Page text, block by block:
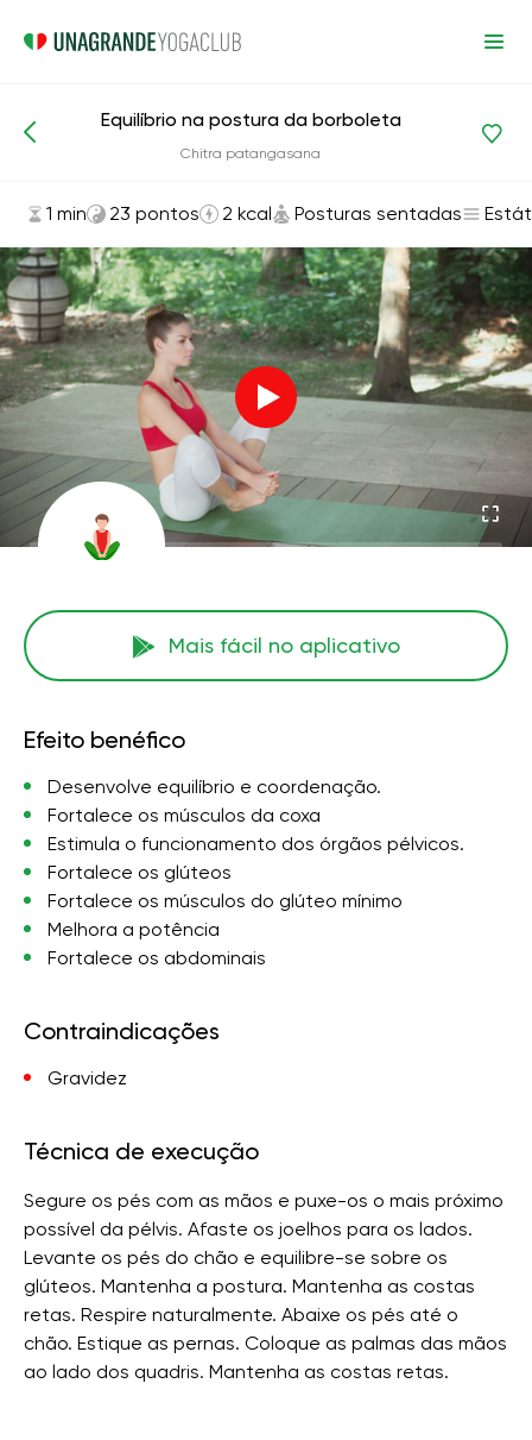
Asanas e exercícios Posturas sentadas
Equilíbrio na postura da borboleta
Chitra patangasana
1 min 23 pontos 2 kcal Posturas sentadas
Mais fácil no aplicativo
Efeito benéfico
Desenvolve equilíbrio e coordenação.
Fortalece os músculos da coxa
Estimula o funcionamento dos órgãos pélvicos.
Fortalece os glúteos
Fortalece os músculos do glúteo mínimo
Melhora a potência
Fortalece os abdominais
Contraindicações
Gravidez
Técnica de execução
Segure os pés com as mãos e puxe-os o mais próximo
possível da pélvis. Afaste os joelhos para os lados.
Levante os pés do chão e equilibre-se sobre os
glúteos. Mantenha a postura. Mantenha as costas
retas. Respire naturalmente. Abaixe os pés até o
chão. Estique as pernas. Coloque as palmas das mãos
ao lado dos quadris. Mantenha as costas retas.